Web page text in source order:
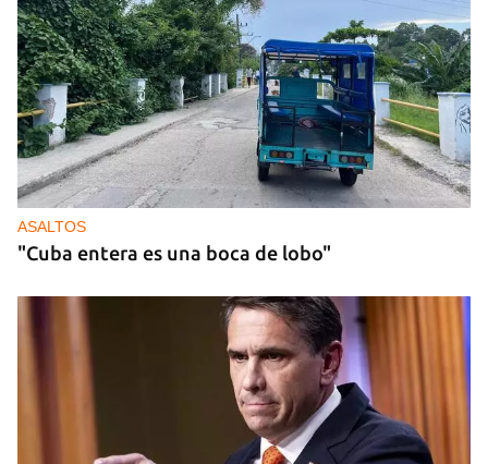
MÚSICA
Un público enamorado de Celia Cruz desafía la
censura en un homenaje en La Habana
ASALTOS
"Cuba entera es una boca de lobo"